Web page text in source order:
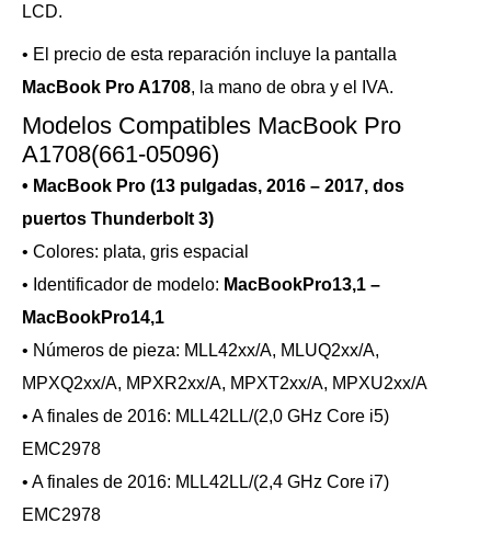
LCD.
• El precio de esta reparación incluye la pantalla
MacBook Pro A1708 , la mano de obra y el IVA.
Modelos Compatibles MacBook Pro
A1708(661-05096)
• MacBook Pro (13 pulgadas, 2016 – 2017, dos
puertos Thunderbolt 3)
• Colores: plata, gris espacial
• Identificador de modelo: MacBookPro13,1 –
MacBookPro14,1
• Números de pieza: MLL42xx/A, MLUQ2xx/A,
MPXQ2xx/A, MPXR2xx/A, MPXT2xx/A, MPXU2xx/A
• A finales de 2016: MLL42LL/(2,0 GHz Core i5)
EMC2978
• A finales de 2016: MLL42LL/(2,4 GHz Core i7)
EMC2978